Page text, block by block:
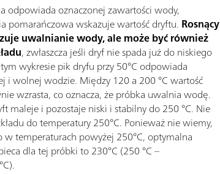
odpowiada oznaczonej zawartości wody,
pomarańczowa wskazuje wartość dryftu. Rosnący
uwalnianie wody, ale może być również
, zwłaszcza jeśli dryf nie spada już do niskiego
wykresie pik dryfu przy 50°C odpowiada
i wolnej wodzie. Między 120 a 200 °C wartość
wzrasta, co oznacza, że próbka uwalnia wodę.
maleje i pozostaje niski i stabilny do 250 °C. Nie
do temperatury 250°C. Ponieważ nie wiemy,
w temperaturach powyżej 250°C, optymalna
dla tej próbki to 230°C (250 °C –